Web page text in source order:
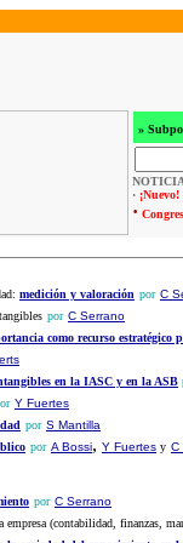
»
· ¡Nuevo!
·
medición y valoración por C
por C Serrano
como recurso estratégico
en la IASC y en la ASB
Y Fuertes
por S Mantilla
por A Bossi, Y Fuertes y C
por C Serrano
empresa (contabilidad, finanzas,